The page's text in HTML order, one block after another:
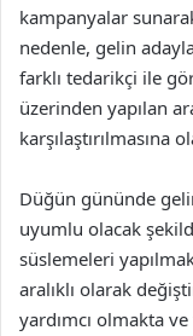
kampanyalar
nedenle, gelin
farklı tedarikçi ile
üzerinden yapılan
karşılaştırılmasına
Düğün gününde
uyumlu olacak
süslemeleri
aralıklı olarak
yardımcı olmakta